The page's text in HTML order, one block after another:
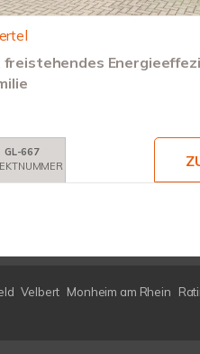
freistehendes
GL-667
Velbert Monheim am Rhein